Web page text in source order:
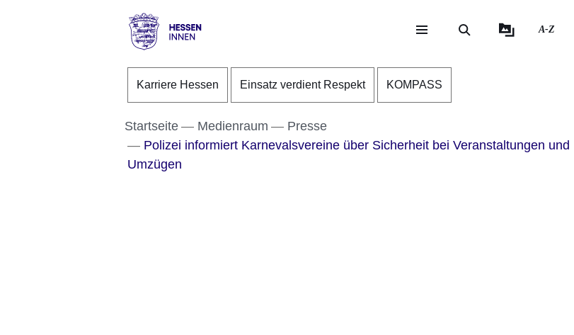
Direkt zum Kopf der Seite
Direkt zum Inhalt
Direkt zum Fuß der Seite
Innen
A-Z
Karriere Hessen Einsatz verdient Respekt KOMPASS
Startseite Medienraum
Presse
Polizei informiert Karnevalsvereine über Sicherheit bei Veranstaltungen und
Umzügen